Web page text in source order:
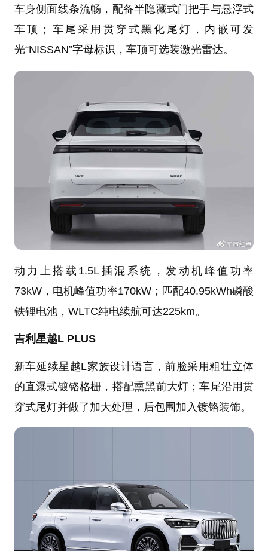
车身侧面线条流畅，配备半隐藏式门把手与悬浮式
车顶；车尾采用贯穿式黑化尾灯，内嵌可发
光“NISSAN”字母标识，车顶可选装激光雷达。
动力上搭载1.5L插混系统，发动机峰值功率
73kW，电机峰值功率170kW；匹配40.95kWh磷酸
铁锂电池，WLTC纯电续航可达225km。
吉利星越L PLUS
新车延续星越L家族设计语言，前脸采用粗壮立体
的直瀑式镀铬格栅，搭配熏黑前大灯；车尾沿用贯
穿式尾灯并做了加大处理，后包围加入镀铬装饰。